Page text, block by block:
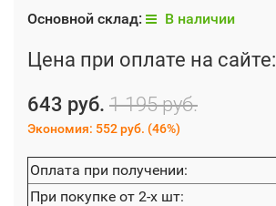
Основной склад: В наличии
Цена при оплате на сайте:
643 руб. 1 195 руб.
Экономия: 552 руб. (46%)
Оплата при получении:
При покупке от 2-х шт: